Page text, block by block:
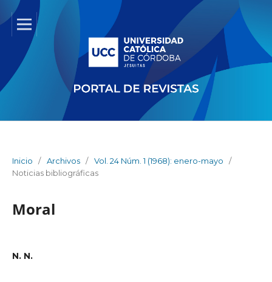
Inicio / Archivos / Vol. 24 Núm. 1 (1968): enero-mayo
/
Noticias bibliográficas
Moral
N. N.